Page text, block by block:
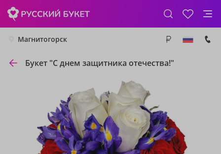
Магнитогорск
Букет "С днем защитника отечества!"